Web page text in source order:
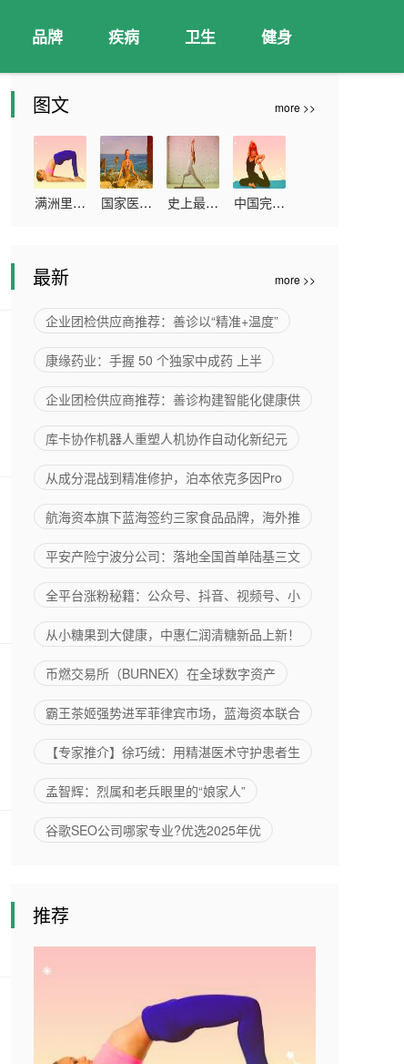
品牌 疾病 卫生 健身
图文 more >>
满洲里累
例263例
国家医保
可累计为
超过300
亿元
史上最大
中国完成
超11亿人
最新 more >>
企业团检供应商推荐：善诊以“精准+温度”
康缘药业：手握 50 个独家中成药 上半
企业团检供应商推荐：善诊构建智能化健康供
库卡协作机器人重塑人机协作自动化新纪元
从成分混战到精准修护，泊本依克多因Pro
航海资本旗下蓝海签约三家食品品牌，海外推
平安产险宁波分公司：落地全国首单陆基三文
全平台涨粉秘籍：公众号、抖音、视频号、小
从小糖果到大健康，中惠仁润清糖新品上新！
币燃交易所（BURNEX）在全球数字资产
霸王茶姬强势进军菲律宾市场，蓝海资本联合
【专家推介】徐巧绒：用精湛医术守护患者生
孟智辉：烈属和老兵眼里的“娘家人”
谷歌SEO公司哪家专业?优选2025年优
推荐